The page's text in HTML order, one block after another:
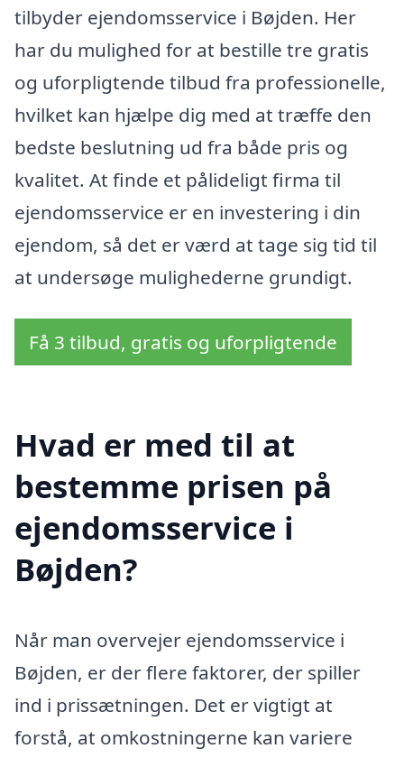
tilbyder ejendomsservice i Bøjden. Her
har du mulighed for at bestille tre gratis
og uforpligtende tilbud fra professionelle,
hvilket kan hjælpe dig med at træffe den
bedste beslutning ud fra både pris og
kvalitet. At finde et pålideligt firma til
ejendomsservice er en investering i din
ejendom, så det er værd at tage sig tid til
at undersøge mulighederne grundigt.
Få 3 tilbud, gratis og uforpligtende
Hvad er med til at
bestemme prisen på
ejendomsservice i
Bøjden?
Når man overvejer ejendomsservice i
Bøjden, er der flere faktorer, der spiller
ind i prissætningen. Det er vigtigt at
forstå, at omkostningerne kan variere